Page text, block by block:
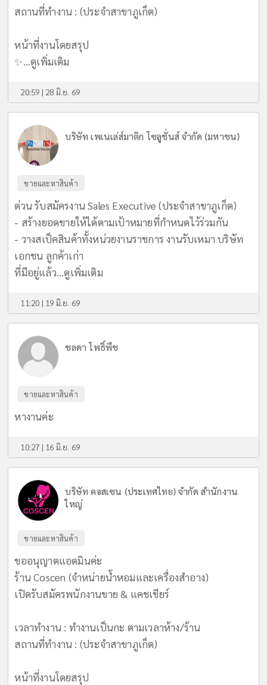
สถานที่ทำงาน : (ประจำสาขาภูเก็ต)
หน้าที่งานโดยสรุป
✨...ดูเพิ่มเติม
20:59 | 28 มิ.ย. 69
บริษัท เพเนเล่ส์มาติก โซลูชั่นส์ จำกัด (มหาชน)
ขายและหาสินค้า
ด่วน รับสมัครงาน Sales Executive (ประจำสาขาภูเก็ต)
- สร้างยอดขายให้ได้ตามเป้าหมายที่กำหนดไว้ร่วมกัน
- วางสเป็คสินค้าทั้งหน่วยงานราชการ งานรับเหมา บริษัท
เอกชน ลูกค้าเก่า
ที่มีอยู่แล้ว...ดูเพิ่มเติม
11:20 | 19 มิ.ย. 69
ชลดา โพธิ์พืช
ขายและหาสินค้า
หางานค่ะ
10:27 | 16 มิ.ย. 69
บริษัท คอสเซน (ประเทศไทย) จำกัด สำนักงาน
ใหญ่
ขายและหาสินค้า
ขออนุญาตแอดมินค่ะ
ร้าน Coscen (จำหน่ายน้ำหอมและเครื่องสำอาง)
เปิดรับสมัครพนักงานขาย & แคชเชียร์
เวลาทำงาน : ทำงานเป็นกะ ตามเวลาห้าง/ร้าน
สถานที่ทำงาน : (ประจำสาขาภูเก็ต)
หน้าที่งานโดยสรุป